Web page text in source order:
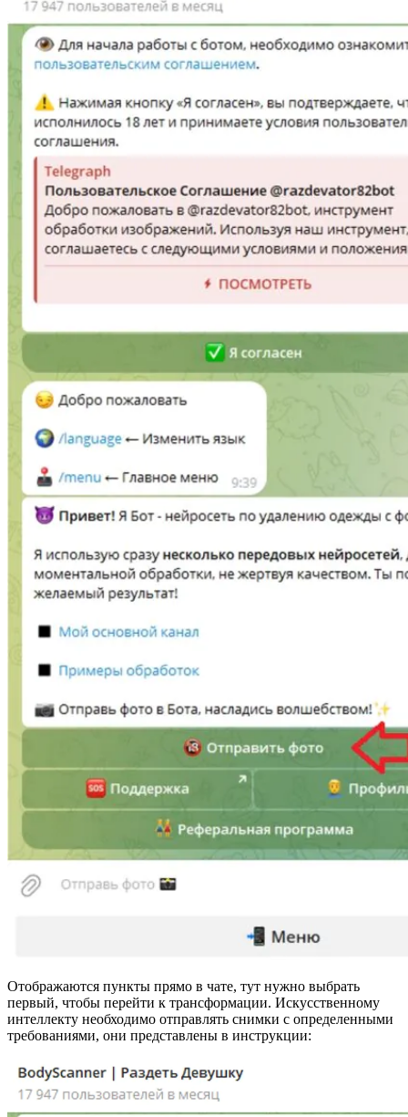
Отображаются пункты прямо в чате, тут нужно выбрать
первый, чтобы перейти к трансформации. Искусственному
интеллекту необходимо отправлять снимки с определенными
требованиями, они представлены в инструкции: